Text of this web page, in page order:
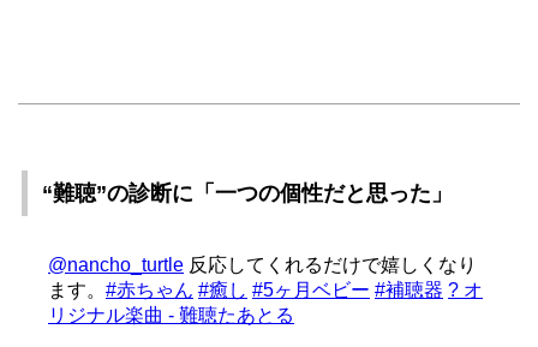
“難聴”の診断に「一つの個性だと思った」
@nancho_turtle 反応してくれるだけで嬉しくなり
ます。 #赤ちゃん #癒し #5ヶ月ベビー #補聴器 ? オ
リジナル楽曲 - 難聴たあとる